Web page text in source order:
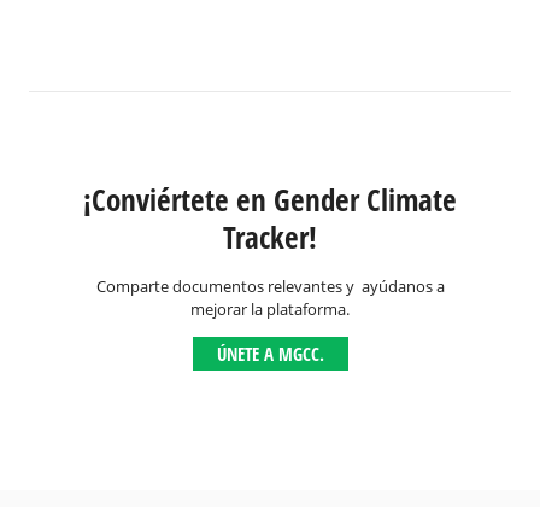
¡Conviértete en Gender Climate
Tracker!
Comparte documentos relevantes y ayúdanos a
mejorar la plataforma.
ÚNETE A MGCC.